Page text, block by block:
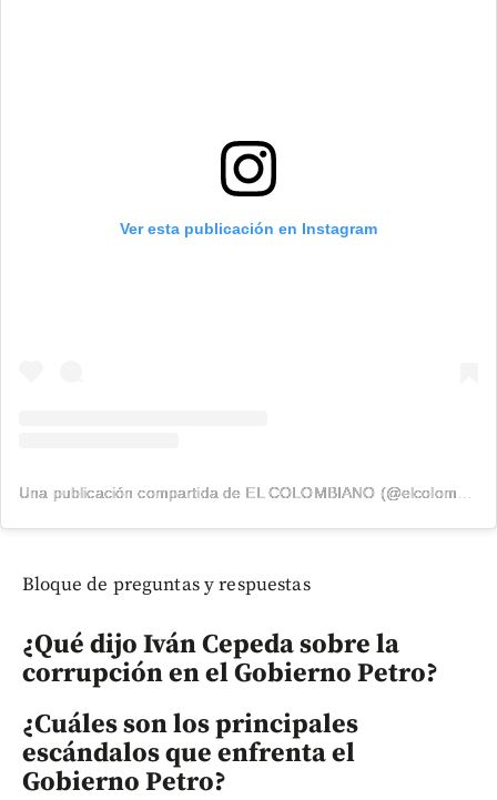
Ver esta publicación en Instagram
Bloque de preguntas y respuestas
¿Qué dijo Iván Cepeda sobre la
corrupción en el Gobierno Petro?
¿Cuáles son los principales
escándalos que enfrenta el
Gobierno Petro?